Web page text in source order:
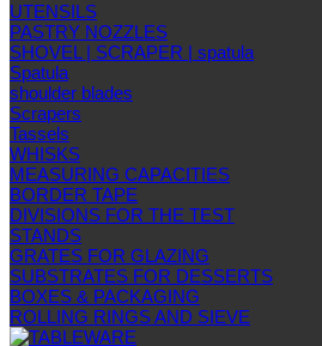
UTENSILS
PASTRY NOZZLES
SHOVEL | SCRAPER | spatula
Spatula
shoulder blades
Scrapers
Tassels
WHISKS
MEASURING CAPACITIES
BORDER TAPE
DIVISIONS FOR THE TEST
STANDS
GRATES FOR GLAZING
SUBSTRATES FOR DESSERTS
BOXES & PACKAGING
ROLLING RINGS AND SIEVE